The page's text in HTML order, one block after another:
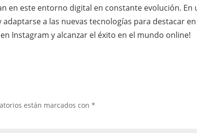
en este entorno digital en constante evolución. En
a las nuevas tecnologías para destacar
Instagram y alcanzar el éxito en el mundo online!
están marcados con*